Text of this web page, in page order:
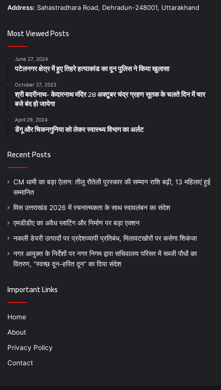
Address: Sahastradhara Road, Dehradun-248001, Uttarakhand
Most Viewed Posts
June 27, 2024
पटेलनगर क्षेत्र में हुए तिहरे हत्याकांड का दून पुलिस ने किया खुलासा
October 27, 2023
श्री बदरीनाथ- केदारनाथ मंदिर 28 अक्टूबर चंद्र ग्रहण सूतक के चलते दिन में चार
बजे बंद हो जायेगा
April 29, 2024
डेंगू और चिकनगुनिया को लेकर स्वास्थ्य विभाग का अर्लट
Recent Posts
CM धामी का बड़ा ऐलान: तीलू रौतेली पुरस्कार की सम्मान राशि बढ़ी, 13 महिलाएं हुई
सम्मानित
मिस उत्तराखंड 2026 में रचनात्मकता के साथ स्वावलंबन का संदेश
एमडीडीए का अवैध प्लाटिंग और निर्माण पर बड़ा एक्शन
नकली डेयरी उत्पादों पर प्रदेशव्यापी प्रतिबंध, मिलावटखोरों पर कसेगा शिकंजा
नगर आयुक्त के निर्देशों पर नगर निगम द्वारा सचिवालय परिसर में सब्जी पौधों का
वितरण, “स्वच्छ दून–हरित दून” का दिया संदेश
Important Links
Home
About
Privacy Policy
Contact